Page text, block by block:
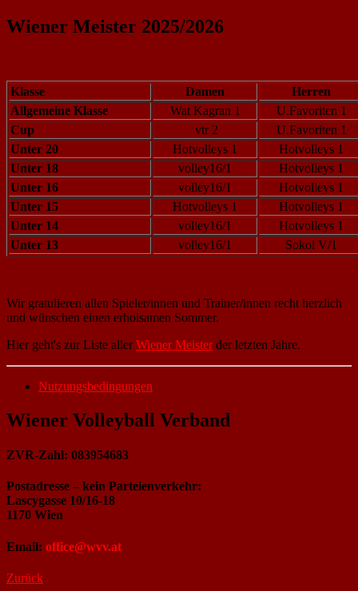
Wiener Meister 2025/2026
Klasse Damen
Herren
Allgemeine Klasse
Wat Kagran 1
U.Favoriten 1
Cup
vtr 2
U.Favoriten 1
Unter 20
Hotvolleys 1
Hotvolleys 1
Unter 18
volley16/1
Hotvolleys 1
Unter 16
volley16/1
Hotvolleys 1
Unter 15
Hotvolleys 1
Hotvolleys 1
Unter 14
volley16/1
Hotvolleys 1
Unter 13
volley16/1 Sokol V/1
Wir gratulieren allen Spieler/innen und Trainer/innen recht herzlich
und wünschen einen erholsamen Sommer.
Hier geht's zur Liste allerWiener Meister der letzten Jahre.
Nutzungsbedingungen
Wiener Volleyball Verband
ZVR-Zahl: 083954683
Postadresse – kein Parteienverkehr:
Lascygasse 10/16-18
1170 Wien
Email: office@wvv.at
Zurück